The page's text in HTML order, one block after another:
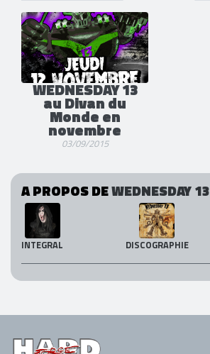
WEDNESDAY 13
au Divan du
Monde en
novembre
03/09/2015
A PROPOS DEWEDNESDAY 13
INTEGRAL DISCOGRAPHIE